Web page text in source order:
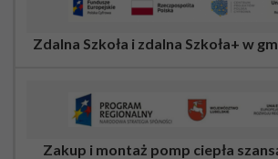
Zdalna Szkoła i zdalna Szkoła+ w
Zakup i montaż pomp ciepła